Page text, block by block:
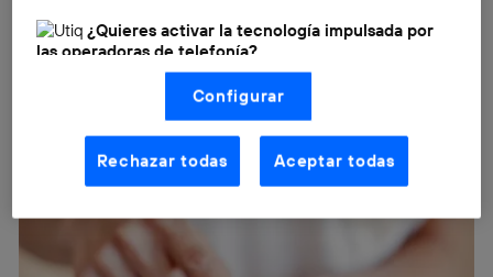
¿Quieres activar la tecnología impulsada por
las operadoras de telefonía?
Nosotros, Telefónica S.A., utilizamos la tecnología Utiq para
realizar nuestras acciones de marketing digital o análisis
(como se describe en este aviso de consentimiento)
basadas en tu navegación en nuestra(s) web(s)
aquí(solo cuando utilizas una conexión a
internet habilitada , proporcionada por una de las
operadoras de telefonía participantes, y otorgas tu
La tecnología Utiq está diseñada con la privacidad como
prioridad ofreciéndote elección y control.
Configurar
Rechazar todas Aceptar todas